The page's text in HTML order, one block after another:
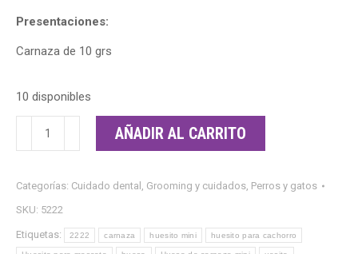
Presentaciones:
Carnaza de 10 grs
10 disponibles
Hueso
de
mini
cantidad
AÑADIR AL CARRITO
Categorías: Cuidado dental , Grooming y cuidados, Perros y gatos
SKU: 5222
Etiquetas: 2222 carnaza huesito mini huesito para cachorro